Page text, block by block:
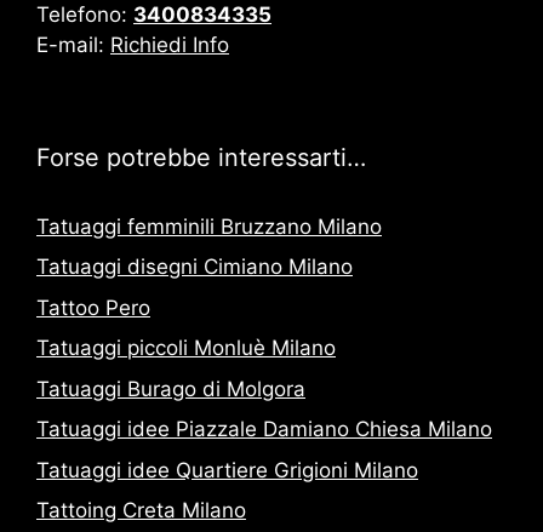
Telefono: 3400834335
E-mail: Richiedi Info
Forse potrebbe interessarti…
Tatuaggi femminili Bruzzano Milano
Tatuaggi disegni Cimiano Milano
Tattoo Pero
Tatuaggi piccoli Monluè Milano
Tatuaggi Burago di Molgora
Tatuaggi idee Piazzale Damiano Chiesa Milano
Tatuaggi idee Quartiere Grigioni Milano
Tattoing Creta Milano